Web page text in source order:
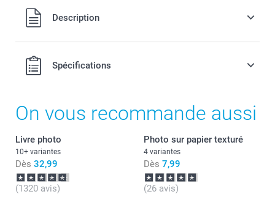
Tous les prix sont en EURO (€), TVA incluse et hors frais de
port.
Description
Spécifications
On vous recommande aussi
Livre photo
10+ variantes
Dès 32,99
(1320 avis)
Photo sur papier texturé
4 variantes
Dès 7,99
(26 avis)